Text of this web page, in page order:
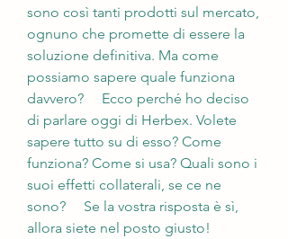
sono così tanti prodotti sul mercato,
ognuno che promette di essere la
soluzione definitiva. Ma come
possiamo sapere quale funziona
davvero?     Ecco perché ho deciso
di parlare oggi di Herbex. Volete
sapere tutto su di esso? Come
funziona? Come si usa? Quali sono i
suoi effetti collaterali, se ce ne
sono?     Se la vostra risposta è sì,
allora siete nel posto giusto!